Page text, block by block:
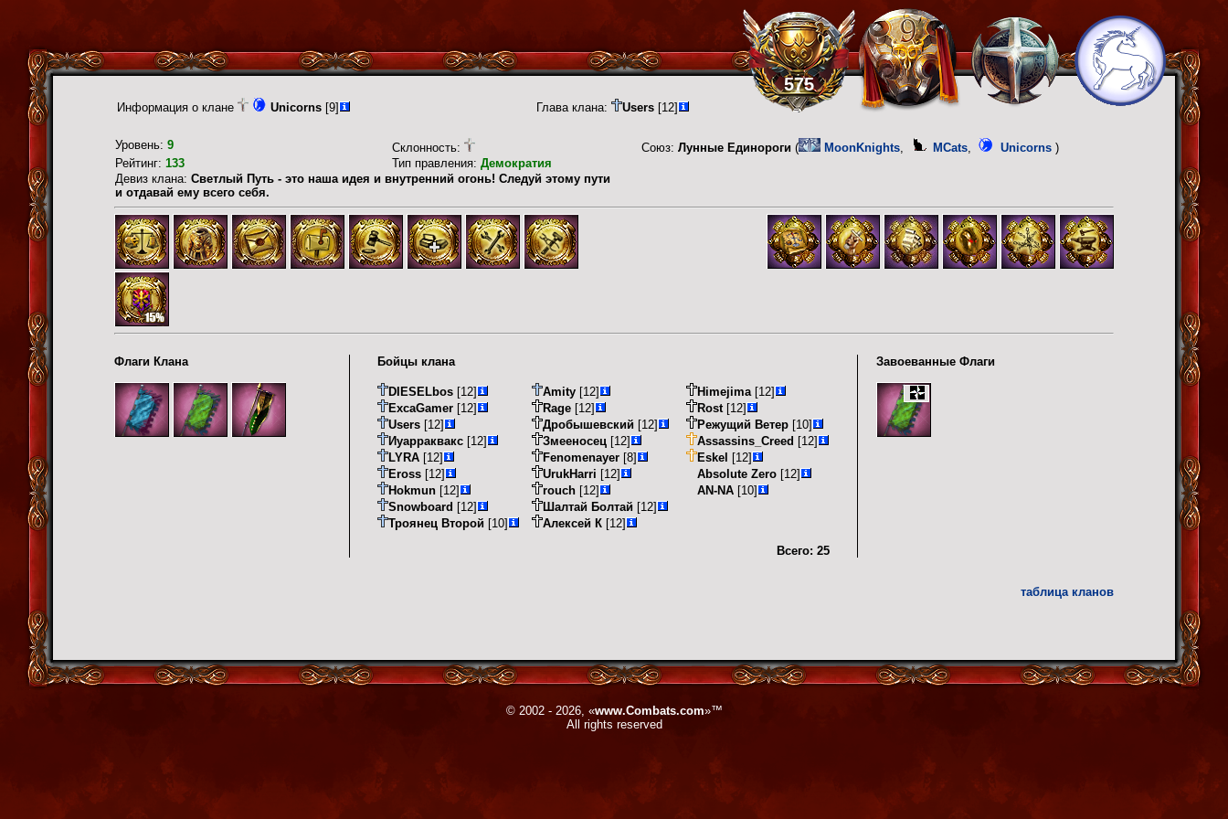
575
Информация о клане Unicorns [9] Глава клана: Users [12]
Уровень: 9 Склонность: Союз: Лунные Единороги ( MoonKnights, MCats, Unicorns )
Рейтинг: 133 Тип правления: Демократия
Девиз клана: Светлый Путь - это наша идея и внутренний огонь! Следуй этому пути
и отдавай ему всего себя.
Флаги Клана Бойцы клана
DIESELbos [12]
ExcaGamer [12]
Users [12]
Иуарраквакс [12]
LYRA [12]
Eross [12]
Hokmun [12]
Snowboard [12]
Троянец Второй [10]
Amity [12]
Rage [12]
Дробышевский [12]
Змееносец [12]
Fenomenayer [8]
UrukHarri [12]
rouch [12]
Шалтай Болтай [12]
Алексей К [12]
Himejima [12]
Rost [12]
Режущий Ветер [10]
Assassins_Creed [12]
Eskel [12]
Absolute Zero [12]
AN-NA [10]
Всего: 25
Завоеванные Флаги
таблица кланов
© 2002 - 2026, «www.Combats.com»™
All rights reserved